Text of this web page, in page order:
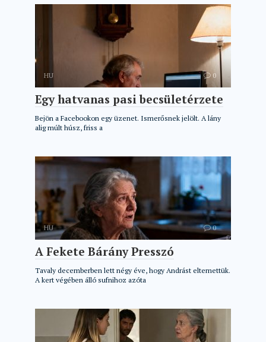
HU 0
Egy hatvanas pasi becsületérzete
Bejön a Facebookon egy üzenet. Ismerősnek jelölt. A lány
alig múlt húsz, friss a
HU 0
A Fekete Bárány Presszó
Tavaly decemberben lett négy éve, hogy Andrást eltemettük.
A kert végében álló sufnihoz azóta